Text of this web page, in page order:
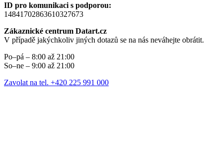
ID pro komunikaci s podporou:
14841702863610327673
Zákaznické centrum Datart.cz
V případě jakýchkoliv jiných dotazů se na nás neváhejte obrátit.
Po–pá – 8:00 až 21:00
So–ne – 9:00 až 21:00
Zavolat na tel. +420 225 991 000